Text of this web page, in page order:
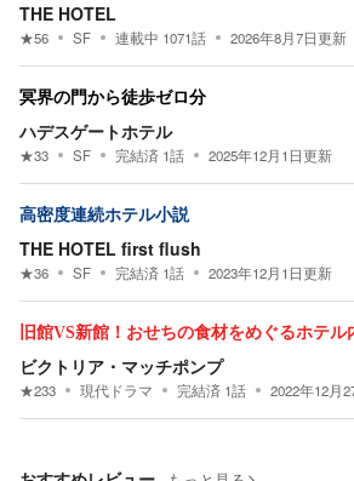
THE HOTEL
★56 SF 連載中 1071話 2026年8月7日更新
冥界の門から徒歩ゼロ分
ハデスゲートホテル
★33 SF 完結済 1話 2025年12月1日更新
高密度連続ホテル小説
THE HOTEL first flush
★36 SF 完結済 1話 2023年12月1日更新
旧館VS新館！おせちの食材をめぐるホテル
ビクトリア・マッチポンプ
★233 現代ドラマ 完結済 1話 2022年12月